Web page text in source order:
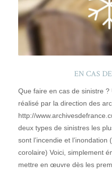
EN CAS
Que faire en cas de sinistre
réalisé par la direction des
http://
deux types de sinistres les
sont l’incendie et
corolaire) Voici, simplement
mettre en œuvre dès les